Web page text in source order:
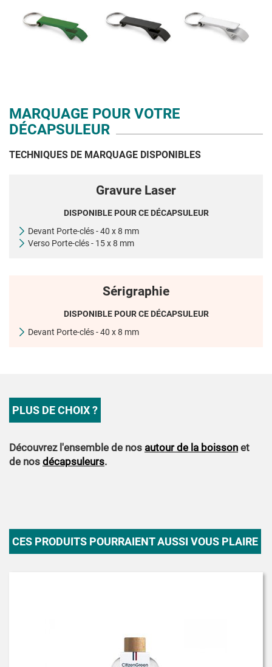
MARQUAGE POUR VOTRE
DÉCAPSULEUR
TECHNIQUES DE MARQUAGE DISPONIBLES
Gravure Laser
DISPONIBLE POUR CE DÉCAPSULEUR
Devant Porte-clés - 40 x 8 mm
Verso Porte-clés - 15 x 8 mm
Sérigraphie
DISPONIBLE POUR CE DÉCAPSULEUR
Devant Porte-clés - 40 x 8 mm
PLUS DE CHOIX ?
Découvrez l'ensemble de nos autour de la boisson et
de nos décapsuleurs.
CES PRODUITS POURRAIENT AUSSI VOUS PLAIRE